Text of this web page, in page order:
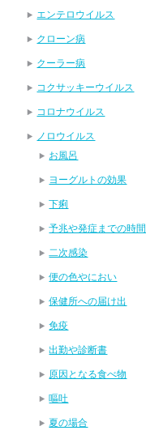
エンテロウイルス
クローン病
クーラー病
コクサッキーウイルス
コロナウイルス
ノロウイルス
お風呂
ヨーグルトの効果
下痢
予兆や発症までの時間
二次感染
便の色やにおい
保健所への届け出
免疫
出勤や診断書
原因となる食べ物
嘔吐
夏の場合